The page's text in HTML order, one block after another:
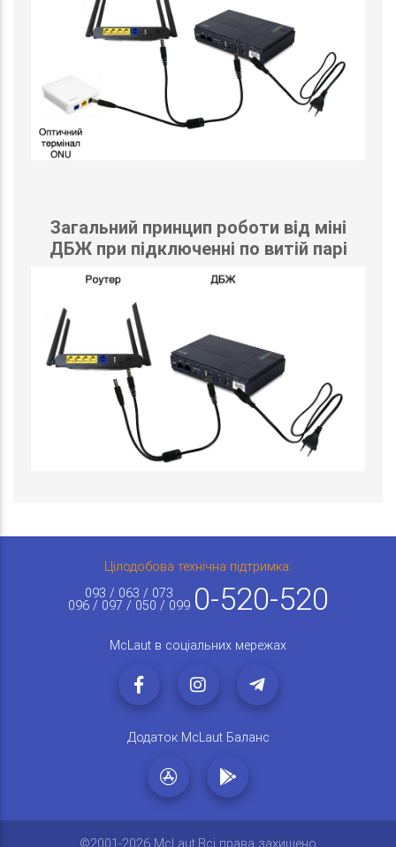
Загальний принцип роботи від міні
ДБЖ при підключенні по витій парі
Цілодобова технічна підтримка:
093 / 063 / 073
096 / 097 / 050 / 099 0-520-520
McLaut в соціальних мережах
Додаток McLaut Баланс
©2001-2026 McLaut.Всі права захищено